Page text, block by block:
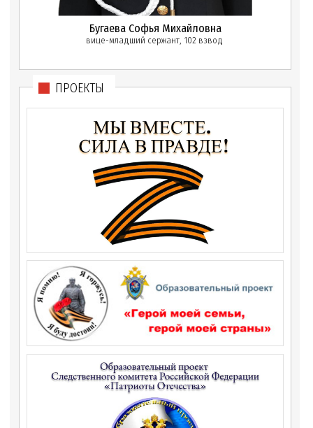
Бугаева Софья Михайловна
вице-младший сержант, 102 взвод
ПРОЕКТЫ